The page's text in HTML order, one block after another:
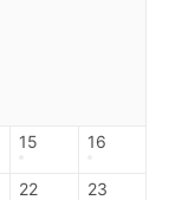
15 16
22 23